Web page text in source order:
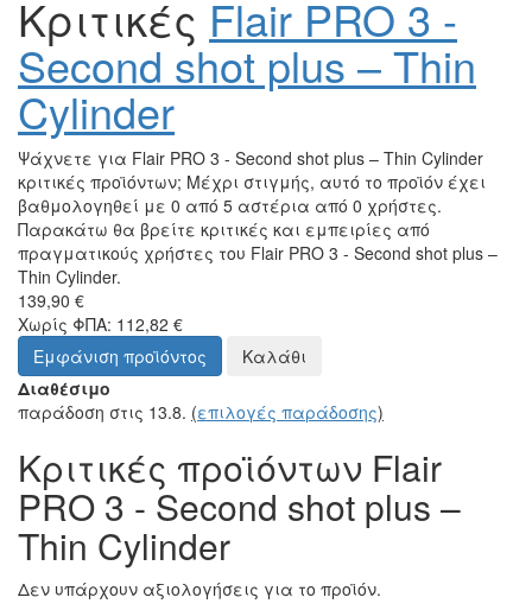
Κριτικές Flair PRO 3 -
Second shot plus – Thin
Cylinder
Ψάχνετε για Flair PRO 3 - Second shot plus – Thin Cylinder
κριτικές προϊόντων; Μέχρι στιγμής, αυτό το προϊόν έχει
βαθμολογηθεί με 0 από 5 αστέρια από 0 χρήστες.
Παρακάτω θα βρείτε κριτικές και εμπειρίες από
πραγματικούς χρήστες του Flair PRO 3 - Second shot plus –
Thin Cylinder.
139,90 €
Χωρίς ΦΠΑ: 112,82 €
Εμφάνιση προϊόντος
Καλάθι
Διαθέσιμο
παράδοση στις 13.8. (επιλογές παράδοσης)
Κριτικές προϊόντων Flair
PRO 3 - Second shot plus –
Thin Cylinder
Δεν υπάρχουν αξιολογήσεις για το προϊόν.